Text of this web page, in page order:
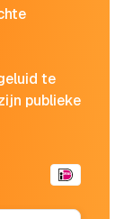
te
publieke